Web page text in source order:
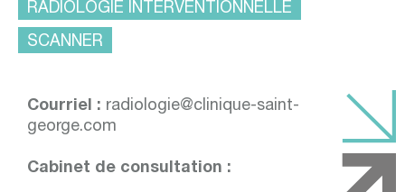
RADIOLOGIE INTERVENTIONNELLE
SCANNER
Courriel : radiologie@clinique-saint-
george.com
Cabinet de consultation :